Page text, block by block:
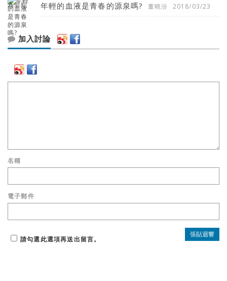
年輕的血液是青春的源泉嗎? 董曉汾 2018/03/23
加入討論
名稱
電子郵件
請勾選此選項再送出留言。